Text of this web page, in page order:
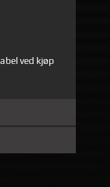
ved kjøp